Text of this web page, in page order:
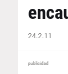
24.2.11
publicidad